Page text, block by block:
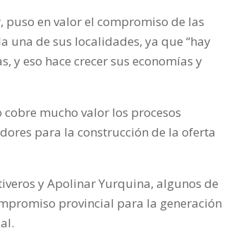
en valor el compromiso de las
una de sus localidades, ya que “hay
y eso hace crecer sus economías y
cobre mucho valor los procesos
para la construcción de la oferta
y Apolinar Yurquina, algunos de
provincial para la generación